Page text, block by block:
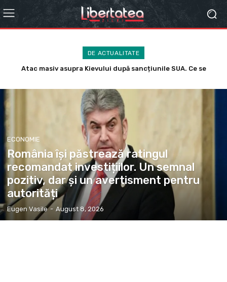
DE ACTUALITATE
Scandal uriaș la FIFA. Gianni Infantino, acuzat că UEFA ar fi
ECONOMIE
România își păstrează ratingul
recomandat investițiilor. Un semnal
pozitiv, dar și un avertisment pentru
autorități
Eugen Vasile - August 8, 2026